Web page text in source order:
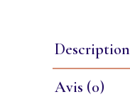
Description
Avis (0)